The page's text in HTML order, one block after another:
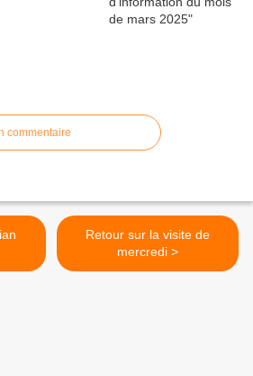
commentaire
Retour sur la visite de
mercredi >